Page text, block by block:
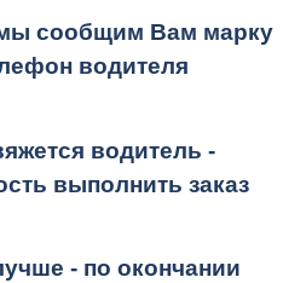
сообщим Вам марку
водителя
водитель -
выполнить заказ
- по окончании